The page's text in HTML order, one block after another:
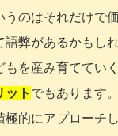
うのはそれだけで
語弊があるかもし
を産み育ててい
ット でもあります。
的にアプローチ